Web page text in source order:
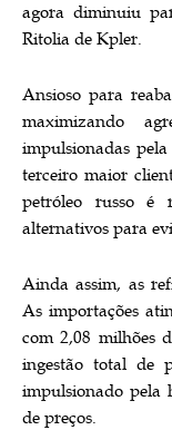
agora diminuiu
Ritolia de Kpler.
Ansioso para
maximizando
impulsionadas
terceiro maior
petróleo russo é
alternativos para
Ainda assim, as
As importações
com 2,08 milhões
ingestão total de
impulsionado pela
de preços.